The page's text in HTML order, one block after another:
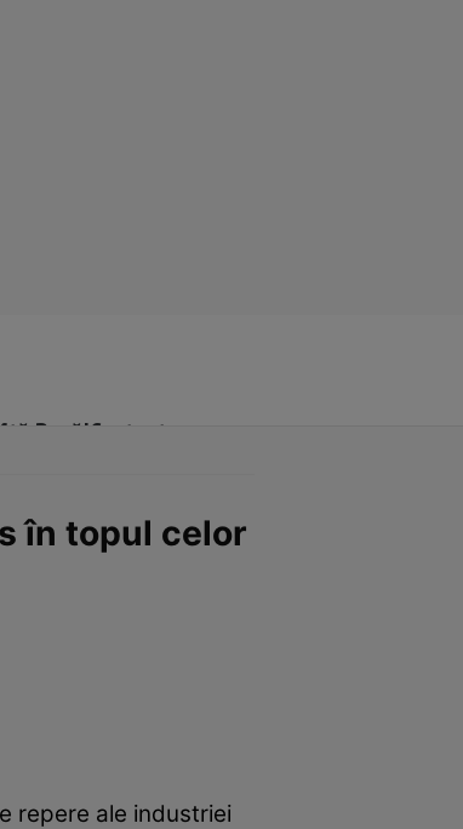
Bună!Contact
în topul celor
repere ale industriei